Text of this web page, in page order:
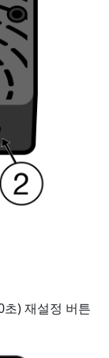
) 재설정 버튼